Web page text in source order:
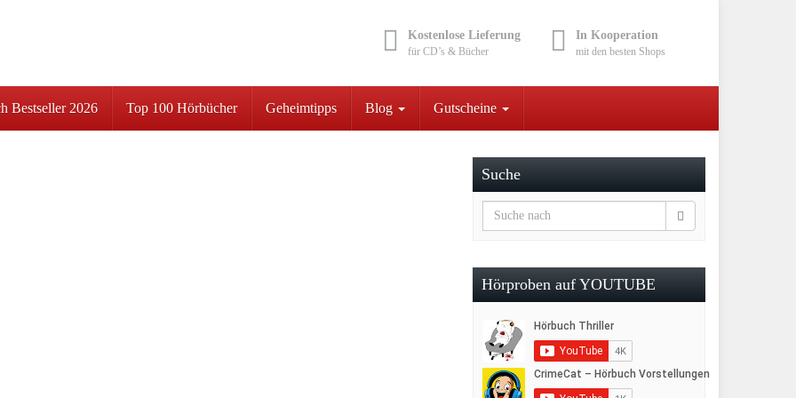
Kostenlose Lieferung
für CD’s & Bücher
In Kooperation
mit den besten Shops
Bestseller 2026 Top 100 Hörbücher Geheimtipps Blog Gutscheine
Suche
Hörproben auf YOUTUBE